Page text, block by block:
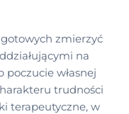
zmierzyć
na
poczucie własnej
trudności
terapeutyczne, w